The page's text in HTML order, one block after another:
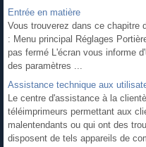
Entrée en matière
Vous trouverez dans ce chapitre
: Menu principal Réglages
pas fermé L'écran vous informe
des paramètres ...
Assistance technique aux
Le centre d'assistance à la
téléimprimeurs permettant aux
malentendants ou qui ont des
disposent de tels appareils de